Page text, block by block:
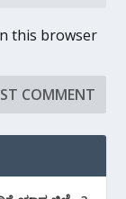
this browser